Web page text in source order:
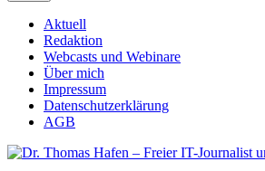
Aktuell
Redaktion
Webcasts und Webinare
Über mich
Impressum
Datenschutzerklärung
AGB